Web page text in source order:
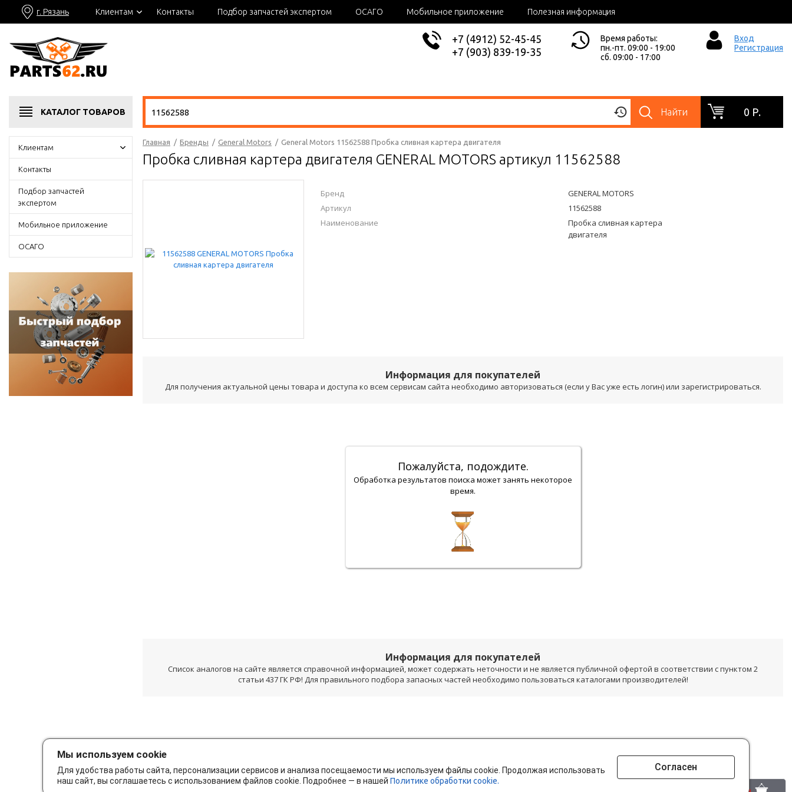
г. Рязань Клиентам Контакты Подбор запчастей экспертом ОСАГО Мобильное приложение Полезная информация
+7 (4912) 52-45-45
+7 (903) 839-19-35
Время работы:
пн.-пт. 09:00 - 19:00
сб. 09:00 - 17:00
Вход
Регистрация
КАТАЛОГ ТОВАРОВ Найти 0 Р.
Клиентам
Контакты
Подбор запчастей
экспертом
Мобильное приложение
ОСАГО
Главная / Бренды / General Motors / General Motors 11562588 Пробка сливная картера двигателя
Пробка сливная картера двигателя GENERAL MOTORS артикул 11562588
Бренд
GENERAL MOTORS
Артикул
11562588
Наименование
Пробка сливная картера
двигателя
Информация для покупателей
Для получения актуальной цены товара и доступа ко всем сервисам сайта необходимо авторизоваться (если у Вас уже есть логин) или зарегистрироваться.
Пожалуйста, подождите.
Обработка результатов поиска может занять некоторое
время.
Информация для покупателей
Список аналогов на сайте является справочной информацией, может содержать неточности и не является публичной офертой в соответствии с пунктом 2
статьи 437 ГК РФ! Для правильного подбора запасных частей необходимо пользоваться каталогами производителей!
Мы используем cookie
Для удобства работы сайта, персонализации сервисов и анализа посещаемости мы используем файлы cookie. Продолжая использовать
наш сайт, вы соглашаетесь с использованием файлов cookie. Подробнее — в нашей Политике обработки cookie.
Согласен